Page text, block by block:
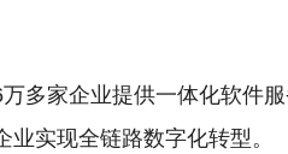
多家企业提供一体化软件
实现全链路数字化转型。